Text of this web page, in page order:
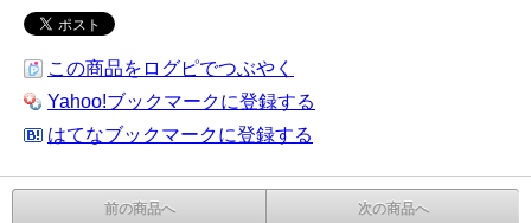
この商品をログピでつぶやく
Yahoo!ブックマークに登録する
はてなブックマークに登録する
前の商品へ 次の商品へ